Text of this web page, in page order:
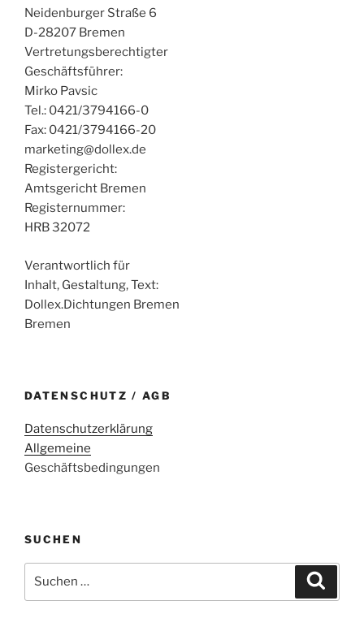
Neidenburger Straße 6
D-28207 Bremen
Vertretungsberechtigter
Geschäftsführer:
Mirko Pavsic
Tel.: 0421/3794166-0
Fax: 0421/3794166-20
marketing@dollex.de
Registergericht:
Amtsgericht Bremen
Registernummer:
HRB 32072
Verantwortlich für
Inhalt, Gestaltung, Text:
Dollex.Dichtungen Bremen
Bremen
DATENSCHUTZ / AGB
Datenschutzerklärung
Allgemeine
Geschäftsbedingungen
SUCHEN
nach: